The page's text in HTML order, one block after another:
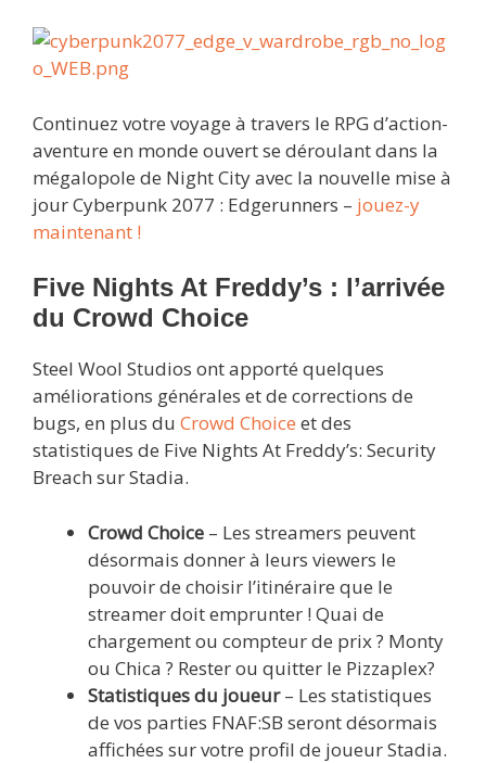
Continuez votre voyage à travers le RPG d’action-
aventure en monde ouvert se déroulant dans la
mégalopole de Night City avec la nouvelle mise à
jour Cyberpunk 2077 : Edgerunners – jouez-y
maintenant !
Five Nights At Freddy’s : l’arrivée
du Crowd Choice
Steel Wool Studios ont apporté quelques
améliorations générales et de corrections de
bugs, en plus du Crowd Choice et des
statistiques de Five Nights At Freddy’s: Security
Breach sur Stadia.
Crowd Choice – Les streamers peuvent
désormais donner à leurs viewers le
pouvoir de choisir l’itinéraire que le
streamer doit emprunter ! Quai de
chargement ou compteur de prix ? Monty
ou Chica ? Rester ou quitter le Pizzaplex?
Statistiques du joueur– Les statistiques
de vos parties FNAF:SB seront désormais
affichées sur votre profil de joueur Stadia.